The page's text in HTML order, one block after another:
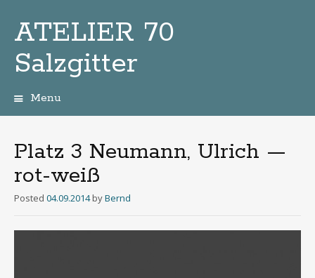
ATELIER 70
Salzgitter
Menu
Platz 3 Neumann, Ulrich —
rot-weiß
Posted 04.09.2014 byBernd